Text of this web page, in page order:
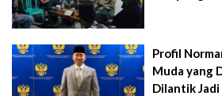
Profil
Muda yang
Dilantik Jadi